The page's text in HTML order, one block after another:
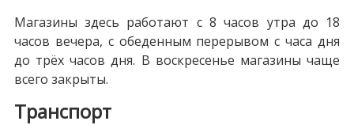
Магазины здесь работают с 8 часов утра до 18
часов вечера, с обеденным перерывом с часа дня
до трёх часов дня. В воскресенье магазины чаще
всего закрыты.
Транспорт